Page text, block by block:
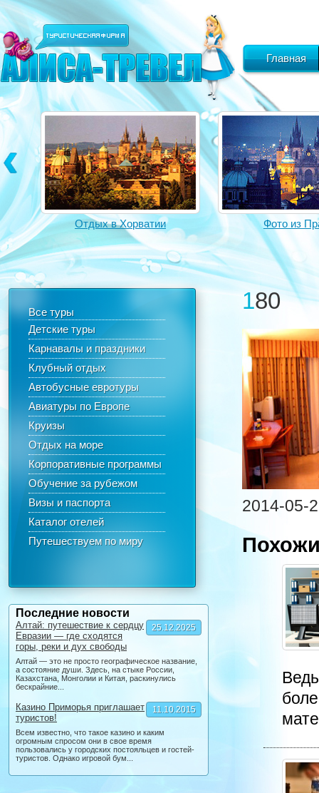
Главная
Отдых в Хорватии Фото из
Все туры
Детские туры
Карнавалы и праздники
Клубный отдых
Автобусные евротуры
Авиатуры по Европе
Круизы
Отдых на море
Корпоративные программы
Обучение за рубежом
Визы и паспорта
Каталог отелей
Путешествуем по миру
Последние новости
25.12.2025
Алтай: путешествие к сердцу
Евразии — где сходятся
горы, реки и дух свободы
Алтай — это не просто географическое название,
а состояние души. Здесь, на стыке России,
Казахстана, Монголии и Китая, раскинулись
бескрайние...
11.10.2015
Казино Приморья приглашает
туристов!
Всем известно, что такое казино и каким
огромным спросом они в свое время
пользовались у городских постояльцев и гостей-
туристов. Однако игровой бум...
180
2014-05-